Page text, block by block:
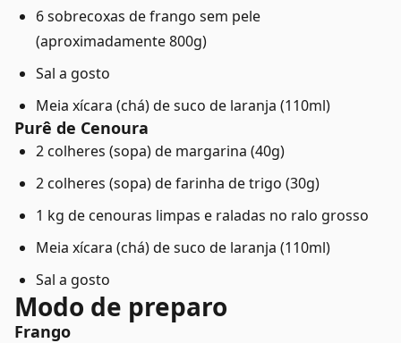
6 sobrecoxas de frango sem pele
(aproximadamente 800g)
Sal a gosto
Meia xícara (chá) de suco de laranja (110ml)
Purê de Cenoura
2 colheres (sopa) de margarina (40g)
2 colheres (sopa) de farinha de trigo (30g)
1 kg de cenouras limpas e raladas no ralo grosso
Meia xícara (chá) de suco de laranja (110ml)
Sal a gosto
Modo de preparo
Frango